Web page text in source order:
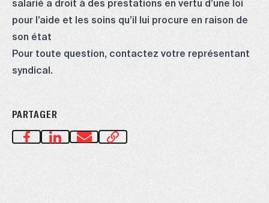
salarié a droit à des prestations en vertu d’une loi
pour l’aide et les soins qu’il lui procure en raison de
son état
Pour toute question, contactez votre représentant
syndical.
PARTAGER